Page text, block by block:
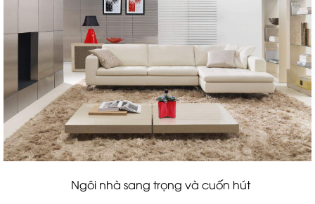
Ngôi nhà sang trọng và cuốn hút